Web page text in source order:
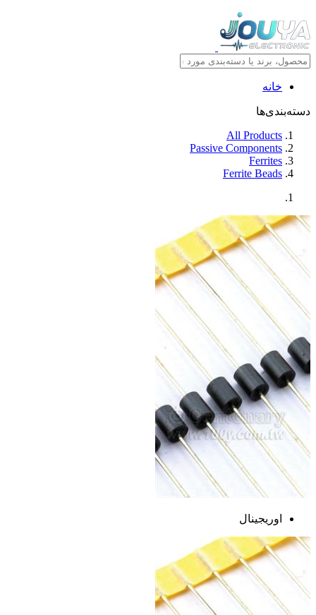
خانه
دسته‌بندی‌ها
All Products
Passive Components
Ferrites
Ferrite Beads
اوریجینال